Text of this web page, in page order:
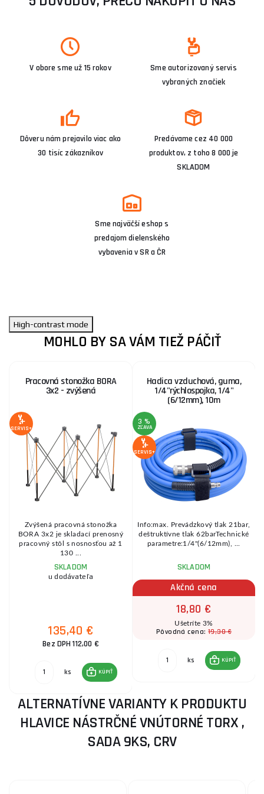
V obore sme už 15 rokov
Sme autorizovaný servis
vybraných značiek
Dôveru nám prejavilo viac ako
30 tisíc zákazníkov
Predávame cez 40 000
produktov, z toho 8 000 je
SKLADOM
Sme najväčší eshop s
predajom dielenského
vybavenia v SR a ČR
High-contrast mode
MOHLO BY SA VÁM TIEŽ PÁČIŤ
Pracovná stonožka BORA
3x2 - zvýšená
SERVIS+
Zvýšená pracovná stonožka
BORA 3x2 je skladací prenosný
pracovný stôl s nosnosťou až 1
130 ...
SKLADOM
u dodávateľa
135,40 €
Bez DPH 112,00 €
ks KÚPIŤ
Hadica vzduchová, guma,
1/4"rýchlospojka, 1/4"
(6/12mm), 10m
3 %
ZĽAVA
SERVIS+
Info:max. Prevádzkový tlak 21bar,
deštruktívne tlak 62barTechnické
parametre:1/4"(6/12mm), ...
SKLADOM
Akčná cena
18,80 €
Ušetríte 3%
Pôvodná cena:19,30 €
ks KÚPIŤ
ALTERNATÍVNE VARIANTY K PRODUKTU
HLAVICE NÁSTRČNÉ VNÚTORNÉ TORX ,
SADA 9KS, CRV